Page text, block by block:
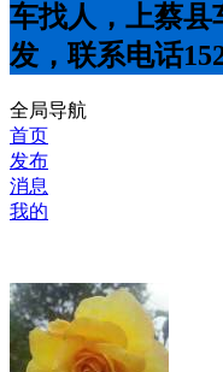
车找人，上蔡县
发，联系电话
全局导航
首页
发布
消息
我的